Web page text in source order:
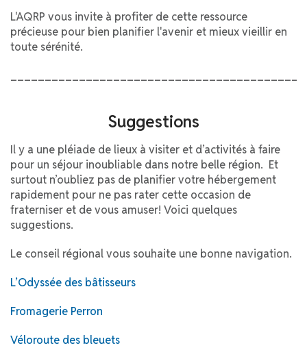
L'AQRP vous invite à profiter de cette ressource
précieuse pour bien planifier l'avenir et mieux vieillir en
toute sérénité.
Suggestions
Il y a une pléiade de lieux à visiter et d’activités à faire
pour un séjour inoubliable dans notre belle région. Et
surtout n’oubliez pas de planifier votre hébergement
rapidement pour ne pas rater cette occasion de
fraterniser et de vous amuser! Voici quelques
suggestions.
Le conseil régional vous souhaite une bonne navigation.
L’Odyssée des bâtisseurs
Fromagerie Perron
Véloroute des bleuets